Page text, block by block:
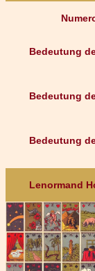
Bedeutung
Bedeutung
Bedeutung
Lenormand